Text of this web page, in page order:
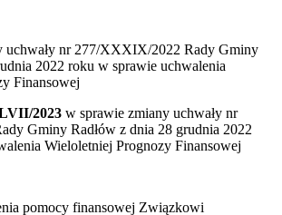
uchwały nr 277/XXXIX/2022 Rady Gminy
2022 roku w sprawie uchwalenia
Finansowej
2023 w sprawie zmiany uchwały nr
Gminy Radłów z dnia 28 grudnia 2022
Wieloletniej Prognozy Finansowej
pomocy finansowej Związkowi